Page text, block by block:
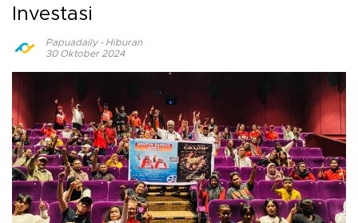
Investasi
Papuadaily- Hiburan
30 Oktober 2024